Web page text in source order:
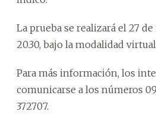
La prueba se realizará el 27
20.30, bajo la modalidad
Para más información, los
comunicarse a los números
372707.